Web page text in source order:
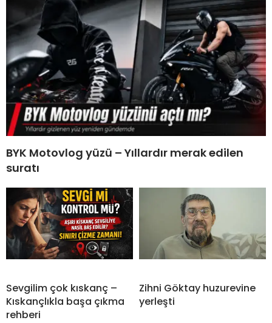
BYK Motovlog yüzü – Yıllardır merak edilen
suratı
Sevgilim çok kıskanç –
Kıskançlıkla başa çıkma
rehberi
Zihni Göktay huzurevine
yerleşti